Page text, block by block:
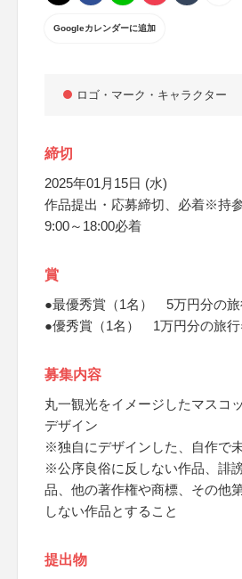
Googleカレンダーに追加
ロゴ・マーク・キャラクター
締切
2025年01月15日 (水)
作品提出・応募締切、必着※持
9:00～18:00必着
賞
●最優秀賞（1名） 5万円分の旅
●優秀賞（1名） 1万円分の旅行
募集内容
丸一観光をイメージしたマスコ
デザイン
※独自にデザインした、自作で
※公序良俗に反しない作品、誹
品、他の著作権や商標、その他
しない作品とすること
提出物